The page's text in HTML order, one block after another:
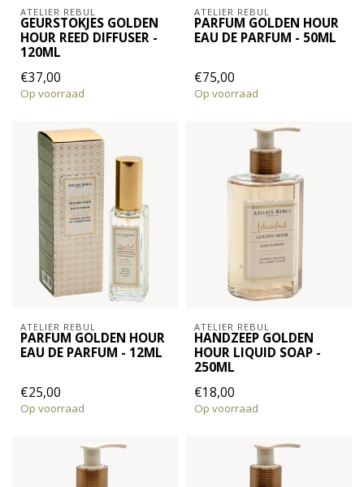
ATELIER REBUL
GEURSTOKJES GOLDEN
HOUR REED DIFFUSER -
120ML
€37,00
Op voorraad
ATELIER REBUL
PARFUM GOLDEN HOUR
EAU DE PARFUM - 50ML
€75,00
Op voorraad
ATELIER REBUL
PARFUM GOLDEN HOUR
EAU DE PARFUM - 12ML
€25,00
Op voorraad
ATELIER REBUL
HANDZEEP GOLDEN
HOUR LIQUID SOAP -
250ML
€18,00
Op voorraad